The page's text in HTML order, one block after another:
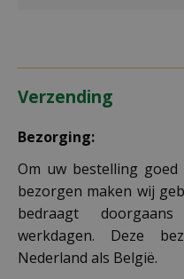
Verzending
Bezorging:
Om uw bestelling
bezorgen maken wij
bedraagt
werkdagen. Deze
Nederland als België.